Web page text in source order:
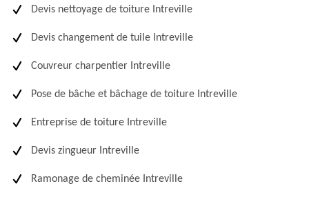
Devis nettoyage de toiture Intreville
Devis changement de tuile Intreville
Couvreur charpentier Intreville
Pose de bâche et bâchage de toiture Intreville
Entreprise de toiture Intreville
Devis zingueur Intreville
Ramonage de cheminée Intreville